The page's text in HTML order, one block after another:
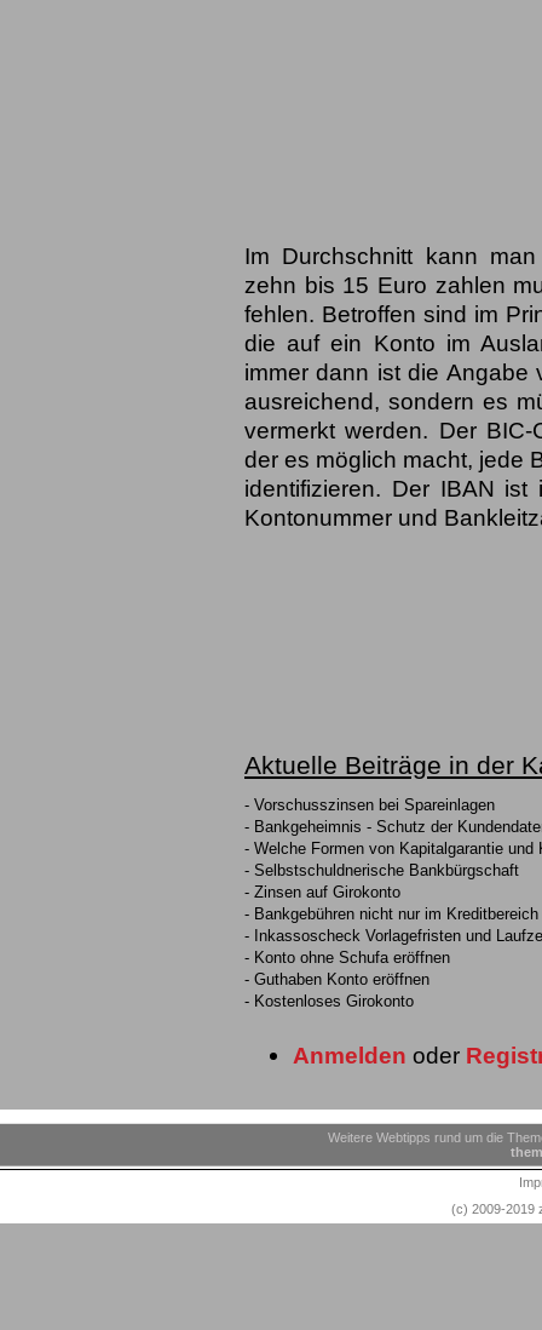
Im Durchschnitt kann
zehn bis 15 Euro zahlen
fehlen. Betroffen sind im
die auf ein Konto im
immer dann ist die Angabe
ausreichend, sondern es
vermerkt werden. Der
der es möglich macht, jede
identifizieren. Der IBAN
Kontonummer und
Aktuelle Beiträge in der
- Vorschusszinsen bei Spareinlagen
- Bankgeheimnis - Schutz der
- Welche Formen von Kapitalgarantie und
- Selbstschuldnerische Bankbürgschaft
- Zinsen auf Girokonto
- Bankgebühren nicht nur im
- Inkassoscheck Vorlagefristen und
- Konto ohne Schufa eröffnen
- Guthaben Konto eröffnen
- Kostenloses Girokonto
Anmelden oder
Weitere Webtipps rund um die
(c) 2009-2019